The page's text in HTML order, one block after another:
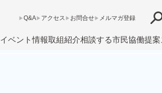
イベント情報取組紹介相談する市⺠協働提案
Q&A アクセス お問合せ メルマガ登録